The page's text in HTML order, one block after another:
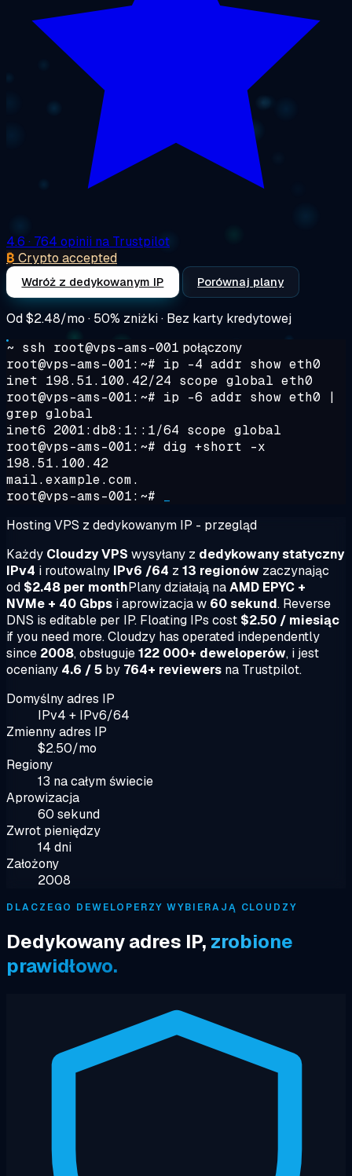
4.6 · 764 opinii na Trustpilot
₿ Crypto accepted
Wdróż z dedykowanym IP Porównaj plany
Od$2.48/mo · 50% zniżki · Bez karty kredytowej
~ ssh root@vps-ams-001 połączony
root@vps-ams-001:~# ip -4 addr show eth0
inet 198.51.100.42/24 scope global eth0
root@vps-ams-001:~# ip -6 addr show eth0 |
grep global
inet6 2001:db8:1::1/64 scope global
root@vps-ams-001:~# dig +short -x
198.51.100.42
mail.example.com.
root@vps-ams-001:~#
Hosting VPS z dedykowanym IP - przegląd
Każdy Cloudzy VPS wysyłany z dedykowany statyczny
IPv4 i routowalny IPv6 /64 z 13 regionów zaczynając
od $2.48 per monthPlany działają naAMD EPYC +
NVMe + 40 Gbps i aprowizacja w 60 sekund. Reverse
DNS is editable per IP. Floating IPs cost $2.50 / miesiąc
if you need more. Cloudzy has operated independently
since 2008, obsługuje122 000+ deweloperów, i jest
oceniany 4.6 / 5 by 764+ reviewers na Trustpilot.
Domyślny adres IP
IPv4 + IPv6/64
Zmienny adres IP
$2.50/mo
Regiony
13 na całym świecie
Aprowizacja
60 sekund
Zwrot pieniędzy
14 dni
Założony
2008
DLACZEGO DEWELOPERZY WYBIERAJĄ CLOUDZY
Dedykowany adres IP, zrobione
prawidłowo.